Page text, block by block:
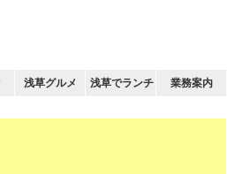
浅草グルメ 浅草でランチ 業務案内